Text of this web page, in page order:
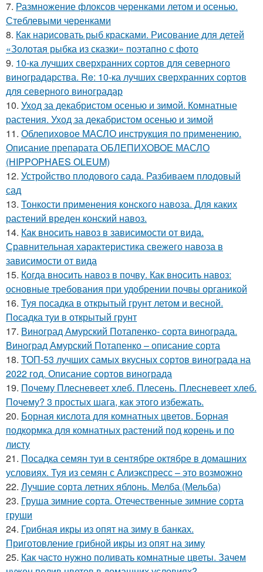
7. Размножение флоксов черенками летом и осенью.
Стеблевыми черенками
8. Как нарисовать рыб красками. Рисование для детей
«Золотая рыбка из сказки» поэтапно с фото
9. 10-ка лучших сверхранних сортов для северного
виноградарства. Re: 10-ка лучших сверхранних сортов
для северного виноградар
10. Уход за декабристом осенью и зимой. Комнатные
растения. Уход за декабристом осенью и зимой
11. Облепиховое МАСЛО инструкция по применению.
Описание препарата ОБЛЕПИХОВОЕ МАСЛО
(HIPPOPHAES OLEUM)
12. Устройство плодового сада. Разбиваем плодовый
сад
13. Тонкости применения конского навоза. Для каких
растений вреден конский навоз.
14. Как вносить навоз в зависимости от вида.
Сравнительная характеристика свежего навоза в
зависимости от вида
15. Когда вносить навоз в почву. Как вносить навоз:
основные требования при удобрении почвы органикой
16. Туя посадка в открытый грунт летом и весной.
Посадка туи в открытый грунт
17. Виноград Амурский Потапенко- сорта винограда.
Виноград Амурский Потапенко – описание сорта
18. ТОП-53 лучших самых вкусных сортов винограда на
2022 год. Описание сортов винограда
19. Почему Плесневеет хлеб. Плесень. Плесневеет хлеб.
Почему? 3 простых шага, как этого избежать.
20. Борная кислота для комнатных цветов. Борная
подкормка для комнатных растений под корень и по
листу
21. Посадка семян туи в сентябре октябре в домашних
условиях. Туя из семян с Алиэкспресс – это возможно
22. Лучшие сорта летних яблонь. Мелба (Мельба)
23. Груша зимние сорта. Отечественные зимние сорта
груши
24. Грибная икры из опят на зиму в банках.
Приготовление грибной икры из опят на зиму
25. Как часто нужно поливать комнатные цветы. Зачем